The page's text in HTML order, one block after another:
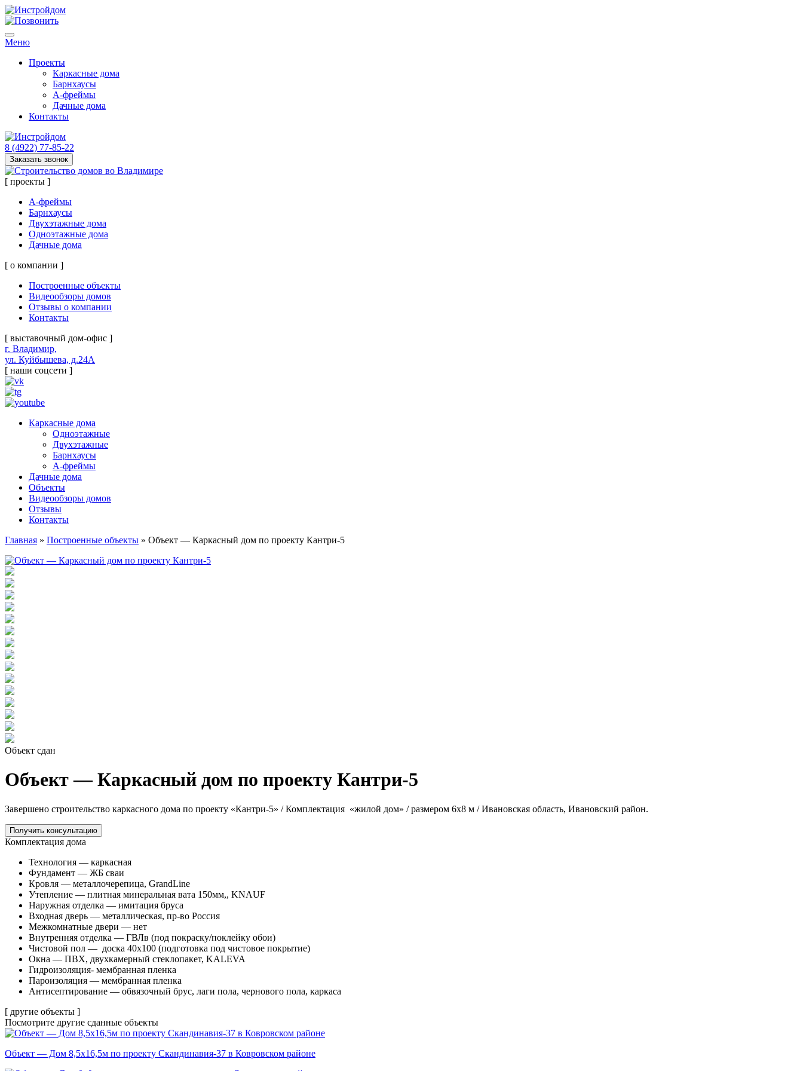
Меню
Проекты
Каркасные дома
Барнхаусы
А-фреймы
Дачные дома
Контакты
8 (4922) 77-85-22
Заказать звонок
[ проекты ]
А-фреймы
Барнхаусы
Двухэтажные дома
Одноэтажные дома
Дачные дома
[ о компании ]
Построенные объекты
Видеообзоры домов
Отзывы о компании
Контакты
[ выставочный дом-офис ]
г. Владимир,
ул. Куйбышева, д.24А
[ наши соцсети ]
Каркасные дома
Одноэтажные
Двухэтажные
Барнхаусы
А-фреймы
Дачные дома
Объекты
Видеообзоры домов
Отзывы
Контакты
Главная » Построенные объекты » Объект — Каркасный дом по проекту Кантри-5
Объект сдан
Объект — Каркасный дом по проекту Кантри-5
Завершено строительство каркасного дома по проекту «Кантри-5» /Комплектация «жилой дом» /размером 6х8 м /Ивановская область, Ивановский район.
Получить консультацию
Комплектация дома
Технология — каркасная
Фундамент — ЖБ сваи
Кровля — металлочерепица, GrandLine
Утепление — плитная минеральная вата 150мм,, KNAUF
Наружная отделка — имитация бруса
Входная дверь — металлическая, пр-во Россия
Межкомнатные двери — нет
Внутренняя отделка — ГВЛв (под покраску/поклейку обои)
Чистовой пол — доска 40х100 (подготовка под чистовое покрытие)
Окна — ПВХ, двухкамерный стеклопакет, KALEVA
Гидроизоляция- мембранная пленка
Пароизоляция — мембранная пленка
Антисептирование — обвязочный брус, лаги пола, чернового пола, каркаса
[ другие объекты ]
Посмотрите другие сданные объекты
Объект — Дом 8,5х16,5м по проекту Скандинавия-37 в Ковровском районе